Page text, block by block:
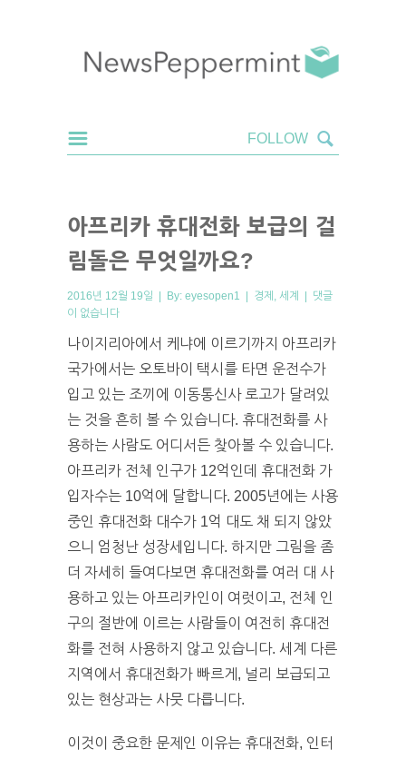
아프리카 휴대전화 보급의 걸
림돌은 무엇일까요?
2016년 12월 19일 | By: eyesopen1 | 경제 세계 | 댓글
이 없습니다
나이지리아에서 케냐에 이르기까지 아프리카
국가에서는 오토바이 택시를 타면 운전수가
입고 있는 조끼에 이동통신사 로고가 달려있
는 것을 흔히 볼 수 있습니다. 휴대전화를 사
용하는 사람도 어디서든 찾아볼 수 있습니다.
아프리카 전체 인구가 12억인데 휴대전화 가
입자수는 10억에 달합니다. 2005년에는 사용
중인 휴대전화 대수가 1억 대도 채 되지 않았
으니 엄청난 성장세입니다. 하지만 그림을 좀
더 자세히 들여다보면 휴대전화를 여러 대 사
용하고 있는 아프리카인이 여럿이고, 전체 인
구의 절반에 이르는 사람들이 여전히 휴대전
화를 전혀 사용하지 않고 있습니다. 세계 다른
지역에서 휴대전화가 빠르게, 널리 보급되고
있는 현상과는 사뭇 다릅니다.
이것이 중요한 문제인 이유는 휴대전화, 인터